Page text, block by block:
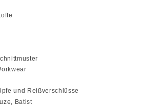
und Reißverschlüsse
Batist